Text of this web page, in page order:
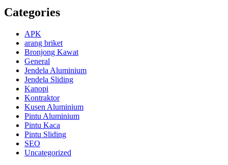
Categories
APK
arang briket
Bronjong Kawat
General
Jendela Aluminium
Jendela Sliding
Kanopi
Kontraktor
Kusen Aluminium
Pintu Aluminium
Pintu Kaca
Pintu Sliding
SEO
Uncategorized